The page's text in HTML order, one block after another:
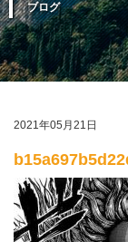
ブログ
2021年05月21日